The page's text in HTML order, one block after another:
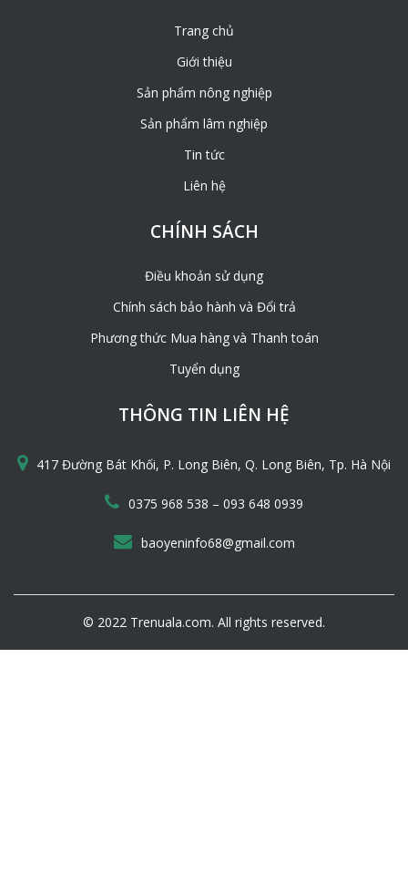
Trang chủ
Giới thiệu
Sản phẩm nông nghiệp
Sản phẩm lâm nghiệp
Tin tức
Liên hệ
CHÍNH SÁCH
Điều khoản sử dụng
Chính sách bảo hành và Đổi trả
Phương thức Mua hàng và Thanh toán
Tuyển dụng
THÔNG TIN LIÊN HỆ
417 Đường Bát Khối, P. Long Biên, Q. Long Biên, Tp. Hà Nội
0375 968 538 – 093 648 0939
baoyeninfo68@gmail.com
© 2022 Trenuala.com. All rights reserved.